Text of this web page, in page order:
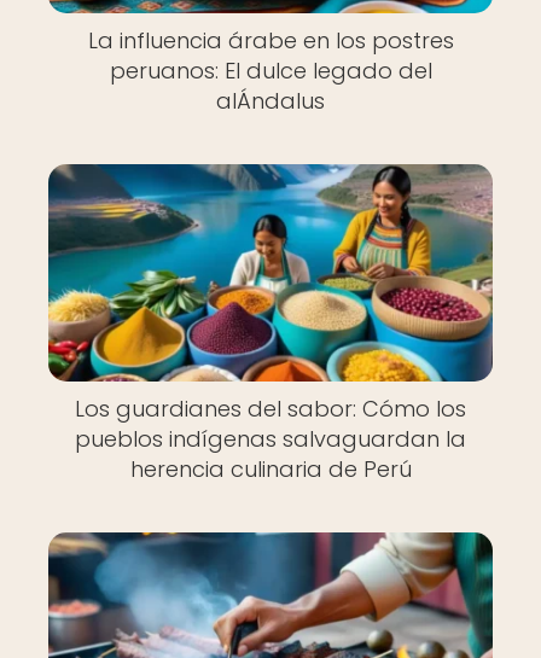
La influencia árabe en los postres
peruanos: El dulce legado del
alÁndalus
Los guardianes del sabor: Cómo los
pueblos indígenas salvaguardan la
herencia culinaria de Perú